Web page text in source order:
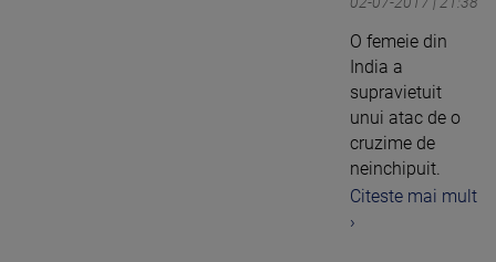
O femeie din
India a
supravietuit
unui atac de o
cruzime de
neinchipuit.
Citeste mai mult
›